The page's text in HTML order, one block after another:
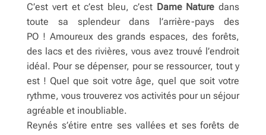
C’est vert et c’est bleu, c’est Dame Nature dans
toute sa splendeur dans l’arrière-pays des
PO ! Amoureux des grands espaces, des forêts,
des lacs et des rivières, vous avez trouvé l’endroit
idéal. Pour se dépenser, pour se ressourcer, tout y
est ! Quel que soit votre âge, quel que soit votre
rythme, vous trouverez vos activités pour un séjour
agréable et inoubliable.
Reynés s’étire entre ses vallées et ses forêts de